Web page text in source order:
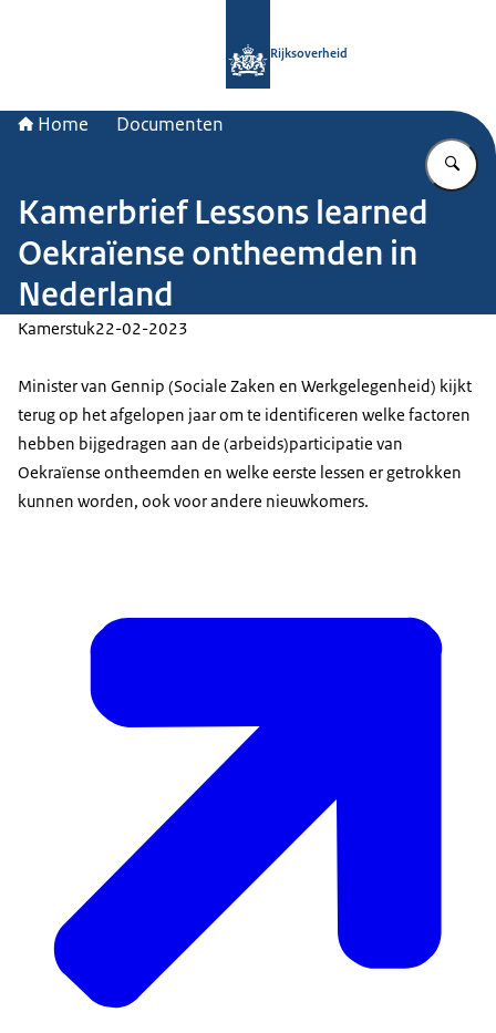
Rijksoverheid
Home Documenten
Kamerbrief Lessons learned
Oekraïense ontheemden in
Nederland
Kamerstuk22-02-2023
Minister van Gennip (Sociale Zaken en Werkgelegenheid) kijkt
terug op het afgelopen jaar om te identificeren welke factoren
hebben bijgedragen aan de (arbeids)participatie van
Oekraïense ontheemden en welke eerste lessen er getrokken
kunnen worden, ook voor andere nieuwkomers.